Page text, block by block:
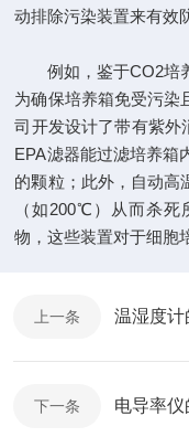
动排除污染装置来有效
例如，鉴于CO2培养
为确保培养箱免受污染
司开发设计了带有紫外
EPA滤器能过滤培养箱
的颗粒；此外，自动高
（如200℃）从而杀
物，这些装置对于细胞
上一条 温湿度计
下一条 电导率